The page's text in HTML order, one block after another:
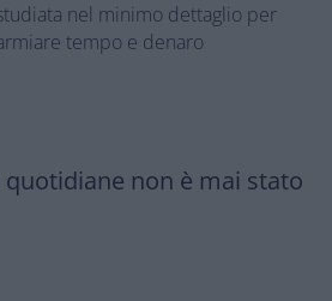
nel minimo dettaglio per
tempo e denaro
quotidiane non è mai stato